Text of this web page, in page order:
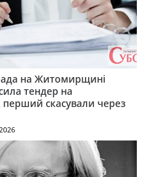
на Житомирщині
тендер на
скасували через